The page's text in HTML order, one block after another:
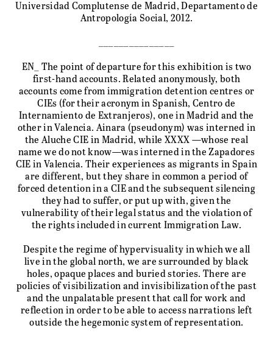
Universidad Complutense de Madrid, Departamento de
Antropología Social, 2012.
EN_ The point of departure for this exhibition is two
first-hand accounts. Related anonymously, both
accounts come from immigration detention centres or
CIEs (for their acronym in Spanish, Centro de
Internamiento de Extranjeros), one in Madrid and the
other in Valencia. Ainara (pseudonym) was interned in
the Aluche CIE in Madrid, while XXXX —whose real
name we do not know—was interned in the Zapadores
CIE in Valencia. Their experiences as migrants in Spain
are different, but they share in common a period of
forced detention in a CIE and the subsequent silencing
they had to suffer, or put up with, given the
vulnerability of their legal status and the violation of
the rights included in current Immigration Law.
Despite the regime of hypervisuality in which we all
live in the global north, we are surrounded by black
holes, opaque places and buried stories. There are
policies of visibilization and invisibilization of the past
and the unpalatable present that call for work and
reflection in order to be able to access narrations left
outside the hegemonic system of representation.